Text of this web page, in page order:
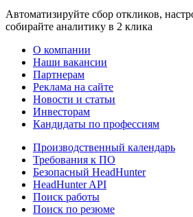
Автоматизируйте сбор откликов,
собирайте аналитику в 2 клика
О компании
Наши вакансии
Партнерам
Реклама на сайте
Новости и статьи
Инвесторам
Кандидаты по профессиям
Производственный календарь
Требования к ПО
Безопасный HeadHunter
HeadHunter API
Поиск работы
Поиск по резюме